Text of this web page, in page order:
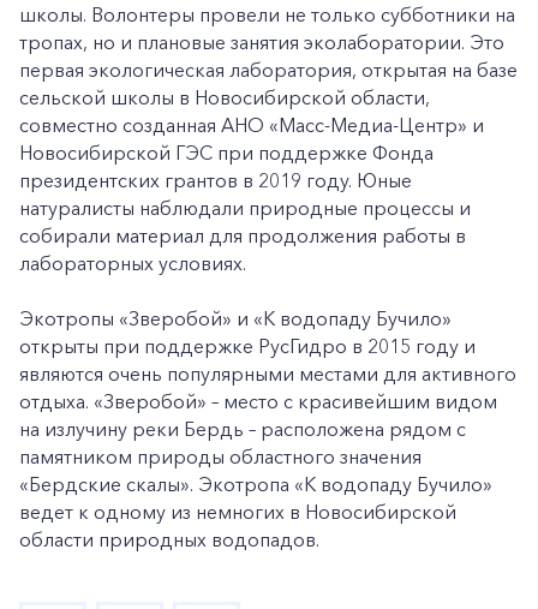
школы. Волонтеры провели не только субботники на
тропах, но и плановые занятия эколаборатории. Это
первая экологическая лаборатория, открытая на базе
сельской школы в Новосибирской области,
совместно созданная АНО «Масс-Медиа-Центр» и
Новосибирской ГЭС при поддержке Фонда
президентских грантов в 2019 году. Юные
натуралисты наблюдали природные процессы и
собирали материал для продолжения работы в
лабораторных условиях.
Экотропы «Зверобой» и «К водопаду Бучило»
открыты при поддержке РусГидро в 2015 году и
являются очень популярными местами для активного
отдыха. «Зверобой» – место с красивейшим видом
на излучину реки Бердь – расположена рядом с
памятником природы областного значения
«Бердские скалы». Экотропа «К водопаду Бучило»
ведет к одному из немногих в Новосибирской
области природных водопадов.